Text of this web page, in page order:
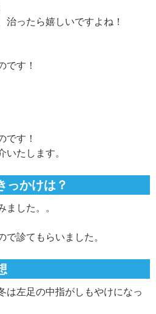
治ったら嬉しいですよね！
です！
です！
いたします。
っかけは？
ました。。
で診てもらいました。
は左足の中指がしもやけになっ